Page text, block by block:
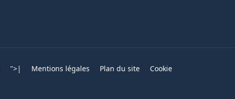
">| Mentions légales Plan du site
Cookie